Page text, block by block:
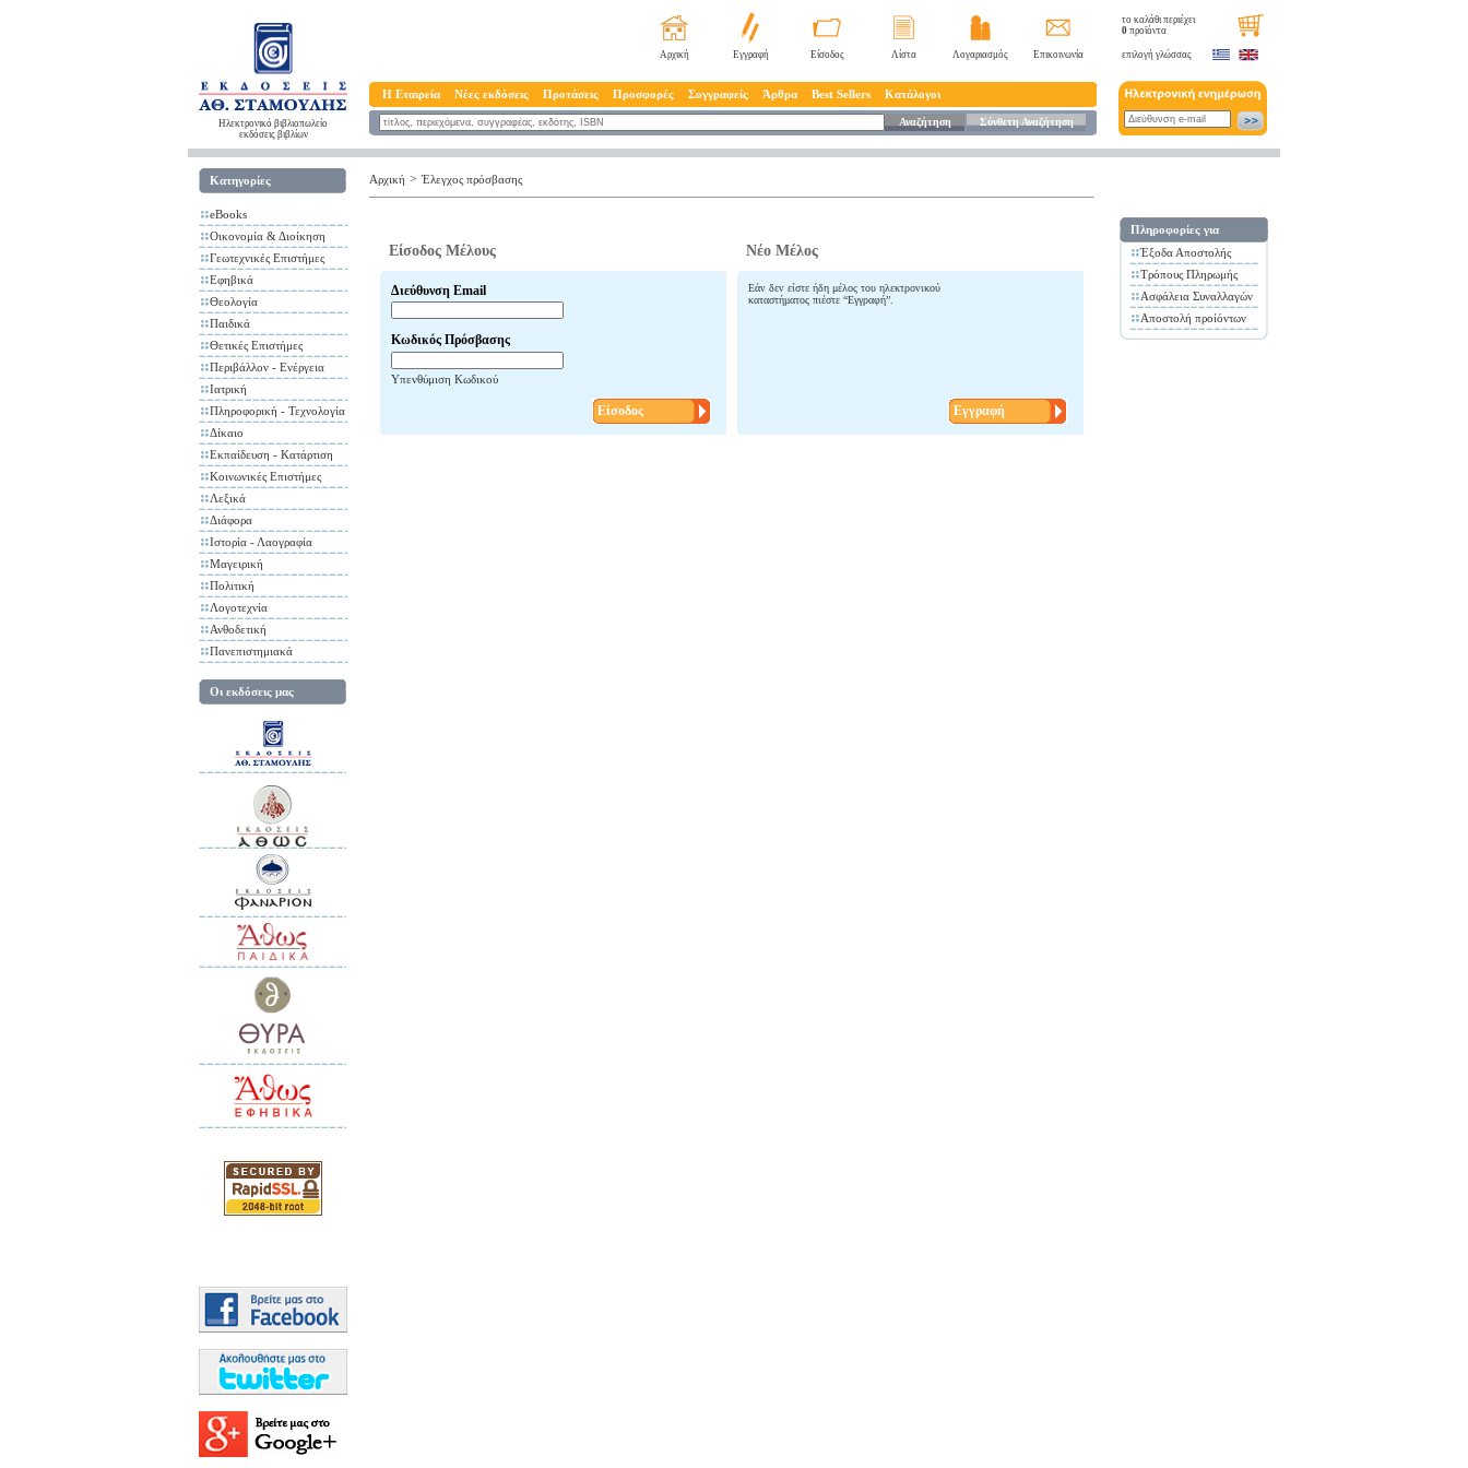
Ηλεκτρονικό βιβλιοπωλείο
εκδόσεις βιβλίων
Αρχική Εγγραφή Είσοδος Λίστα Λογαριασμός Επικοινωνία
Η Εταιρεία Νέες εκδόσεις Προτάσεις Προσφορές Συγγραφείς Άρθρα Best Sellers Κατάλογοι
Αναζήτηση Σύνθετη Αναζήτηση
το καλάθι περιέχει
0 προϊόντα
επιλογή γλώσσας
Κατηγορίες
eBooks
Οικονομία & Διοίκηση
Γεωτεχνικές Επιστήμες
Εφηβικά
Θεολογία
Παιδικά
Θετικές Επιστήμες
Περιβάλλον - Ενέργεια
Ιατρική
Πληροφορική - Τεχνολογία
Δίκαιο
Εκπαίδευση - Κατάρτιση
Κοινωνικές Επιστήμες
Λεξικά
Διάφορα
Ιστορία - Λαογραφία
Μαγειρική
Πολιτική
Λογοτεχνία
Ανθοδετική
Πανεπιστημιακά
Οι εκδόσεις μας
Αρχική > Έλεγχος πρόσβασης
Είσοδος Μέλους Νέο Μέλος
Διεύθυνση Email
Κωδικός Πρόσβασης
Υπενθύμιση Κωδικού
Είσοδος
Εάν δεν είστε ήδη μέλος του ηλεκτρονικού
καταστήματος πιέστε “Εγγραφή”.
Εγγραφή
Πληροφορίες για
Έξοδα Αποστολής
Τρόπους Πληρωμής
Ασφάλεια Συναλλαγών
Αποστολή προίόντων